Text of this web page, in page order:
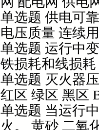
单选题 供电可
电压质量 连续
单选题 运行中
铁损耗和线损
单选题 灭火器
红区 绿区 黑区
单选题 当运行
火。 黄砂 二氧